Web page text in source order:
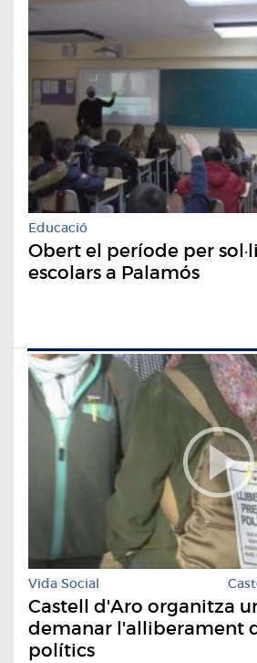
Educació
Obert el període per
escolars a Palamós
Vida Social
Castell d'Aro organitza
demanar l'alliberament
polítics